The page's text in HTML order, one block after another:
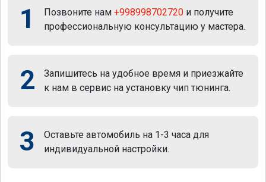
1 Позвоните нам +998998702720 и получите
профессиональную консультацию у мастера.
2
Запишитесь на удобное время и приезжайте
к нам в сервис на установку чип тюнинга.
3
Оставьте автомобиль на 1-3 часа для
индивидуальной настройки.